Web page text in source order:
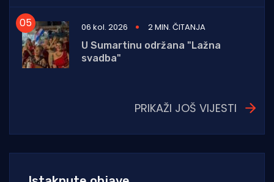
06 kol. 2026
2 MIN. ČITANJA
U Sumartinu održana "Lažna
svadba"
PRIKAŽI JOŠ VIJESTI